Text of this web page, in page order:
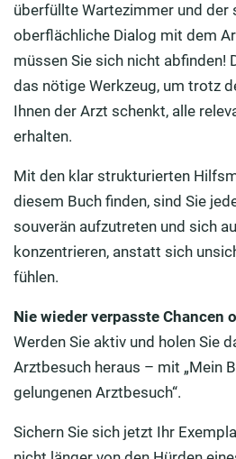
überfüllte Wartezimmer und der
oberflächliche Dialog mit dem
müssen Sie sich nicht abfinden!
das nötige Werkzeug, um trotz
Ihnen der Arzt schenkt, alle
erhalten.
Mit den klar strukturierten
diesem Buch finden, sind Sie
souverän aufzutreten und sich
konzentrieren, anstatt sich
fühlen.
Nie wieder verpasste Chancen
Werden Sie aktiv und holen Sie
Arztbesuch heraus – mit „Mein
gelungenen Arztbesuch“.
Sichern Sie sich jetzt Ihr